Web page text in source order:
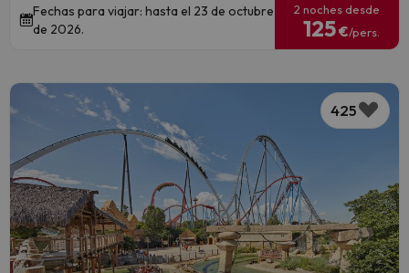
Fechas para viajar: hasta el 23 de octubre
de 2026.
2 noches desde
125€/pers.
425